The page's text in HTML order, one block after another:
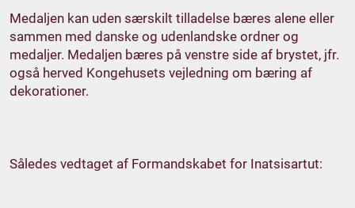
Medaljen kan uden særskilt tilladelse bæres alene eller
sammen med danske og udenlandske ordner og
medaljer. Medaljen bæres på venstre side af brystet, jfr.
også herved Kongehusets vejledning om bæring af
dekorationer.
Således vedtaget af Formandskabet for Inatsisartut: